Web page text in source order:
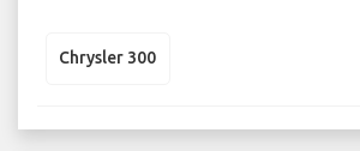
Chrysler 300